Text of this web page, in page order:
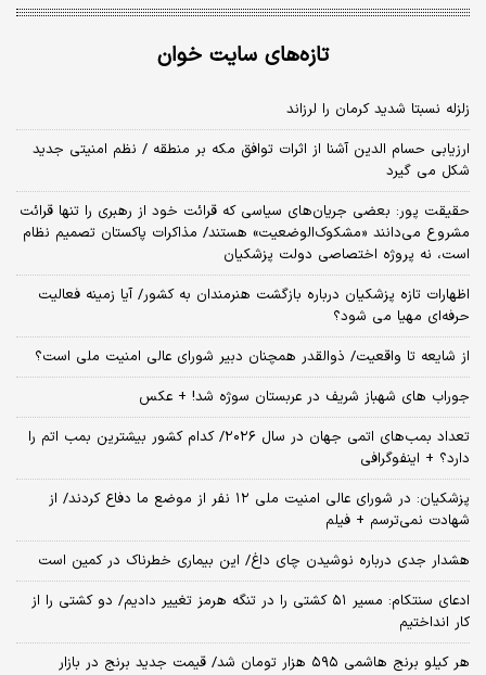
تازه‌های سایت خوان
زلزله نسبتا شدید کرمان را لرزاند
ارزیابی حسام الدین آشنا از اثرات توافق مکه بر منطقه / نظم امنیتی جدید
شکل می گیرد
حقیقت پور: بعضی جریان‌های سیاسی که قرائت خود از رهبری را تنها قرائت
مشروع می‌دانند «مشکوک‌الوضعیت» هستند/ مذاکرات پاکستان تصمیم نظام
است، نه پروژه اختصاصی دولت پزشکیان
اظهارات تازه پزشکیان درباره بازگشت هنرمندان به کشور/ آیا زمینه فعالیت
حرفه‌ای مهیا می شود؟
از شایعه تا واقعیت/ ذوالقدر همچنان دبیر شورای ‌عالی امنیت ملی است؟
جوراب های شهباز شریف در عربستان سوژه شد! + عکس
تعداد بمب‌های اتمی جهان در سال ۲۰۲۶/ کدام کشور بیشترین بمب اتم را
دارد؟ + اینفوگرافی
پزشکیان: در شورای عالی امنیت ملی ۱۲ نفر از موضع ما دفاع کردند/ از
شهادت نمی‌ترسم + فیلم
هشدار جدی درباره نوشیدن چای داغ/ این بیماری خطرناک در کمین است
ادعای سنتکام: مسیر ۵۱ کشتی را در تنگه هرمز تغییر دادیم/ دو کشتی را از
کار انداختیم
هر کیلو برنج هاشمی ۵۹۵ هزار تومان شد/ قیمت جدید برنج در بازار